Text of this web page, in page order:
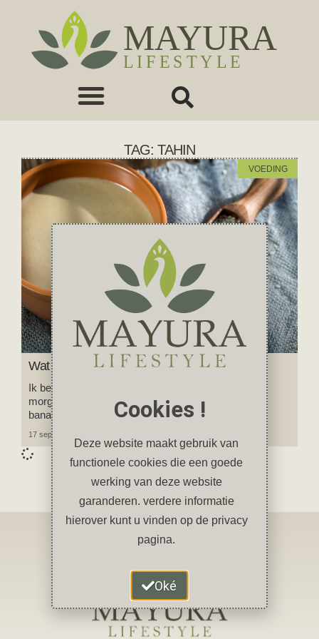
TAG: TAHIN
VOEDING
Wat is tahin?
Ik ben verslaafd aan tahin en eet het iedere dag; ‘s
morgens in mijn havermoutpap, op brood of op een
banaan.
17 september 2023
Cookies !
Deze website maakt gebruik van
functionele cookies die een goede
werking van deze website
garanderen. verdere informatie
hierover kunt u vinden op de privacy
pagina.
Oké